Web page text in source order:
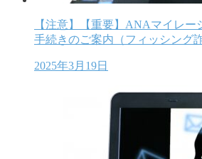
【注意】【重要】ANAマイレ
手続きのご案内（フィッシング
2025年3月19日